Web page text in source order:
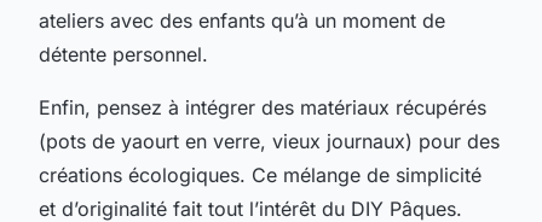
ateliers avec des enfants qu’à un moment de
détente personnel.
Enfin, pensez à intégrer des matériaux récupérés
(pots de yaourt en verre, vieux journaux) pour des
créations écologiques. Ce mélange de simplicité
et d’originalité fait tout l’intérêt du DIY Pâques.